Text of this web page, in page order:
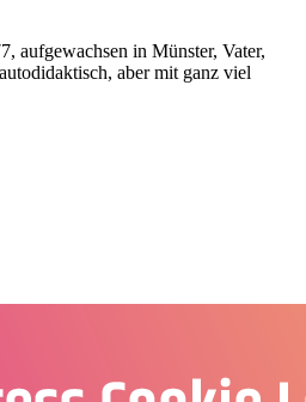
aufgewachsen in Münster, Vater,
aber mit ganz viel